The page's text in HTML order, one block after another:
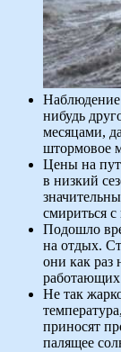
Наблюдение
нибудь
месяцами,
штормовое
Цены на
в низкий
смириться
Подошло
на отдых.
они как
работающих
Не так
приносят
палящее